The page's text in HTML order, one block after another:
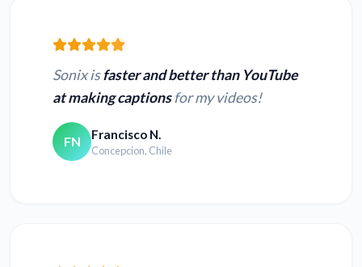
Sonix isfaster and better than YouTube
at making captionsfor my videos!
FN Francisco N.
Concepcion, Chile